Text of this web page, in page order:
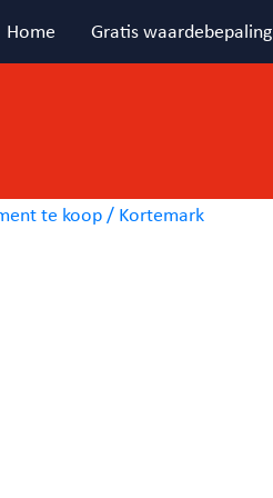
Home Gratis waardebepaling